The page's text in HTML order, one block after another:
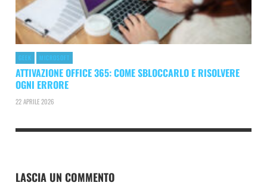
GEEK MICROSOFT
ATTIVAZIONE OFFICE 365: COME SBLOCCARLO E RISOLVERE
OGNI ERRORE
22 APRILE 2026
LASCIA UN COMMENTO